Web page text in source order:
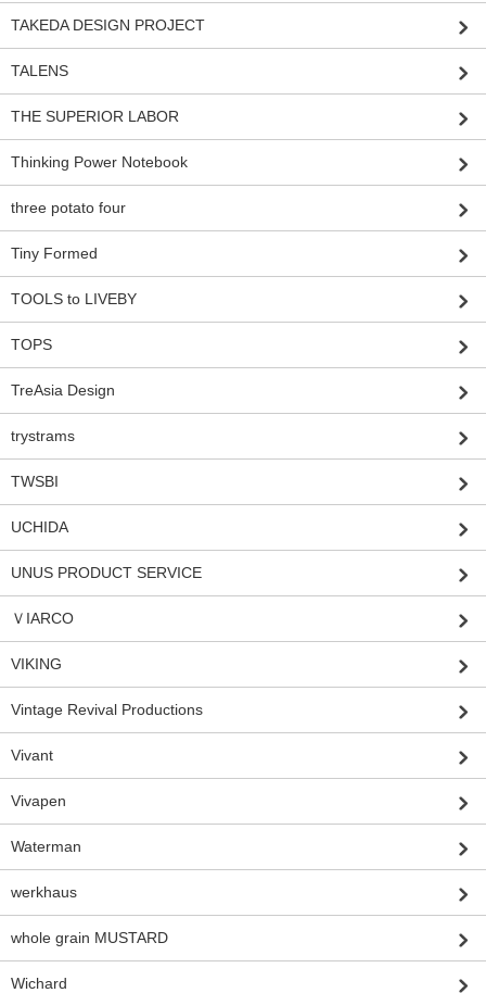
TAKEDA DESIGN PROJECT
TALENS
THE SUPERIOR LABOR
Thinking Power Notebook
three potato four
Tiny Formed
TOOLS to LIVEBY
TOPS
TreAsia Design
trystrams
TWSBI
UCHIDA
UNUS PRODUCT SERVICE
ＶIARCO
VIKING
Vintage Revival Productions
Vivant
Vivapen
Waterman
werkhaus
whole grain MUSTARD
Wichard